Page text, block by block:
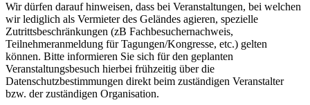
Wir dürfen darauf hinweisen, dass bei Veranstaltungen, bei welchen
wir lediglich als Vermieter des Geländes agieren, spezielle
Zutrittsbeschränkungen (zB Fachbesuchernachweis,
Teilnehmeranmeldung für Tagungen/Kongresse, etc.) gelten
können. Bitte informieren Sie sich für den geplanten
Veranstaltungsbesuch hierbei frühzeitig über die
Datenschutzbestimmungen direkt beim zuständigen Veranstalter
bzw. der zuständigen Organisation.